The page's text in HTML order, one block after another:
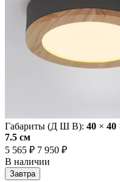
Габариты (Д Ш В): 40 × 40
7.5 cм
5 565 ₽ 7 950 ₽
В наличии
Завтра